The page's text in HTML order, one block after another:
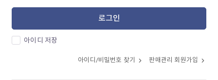
로그인
아이디 저장
아이디/비밀번호 찾기 판매관리 회원가입